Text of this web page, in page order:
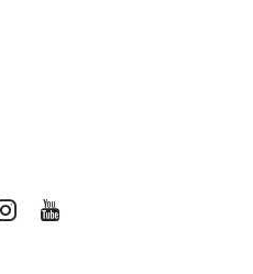
InstagramYoutube